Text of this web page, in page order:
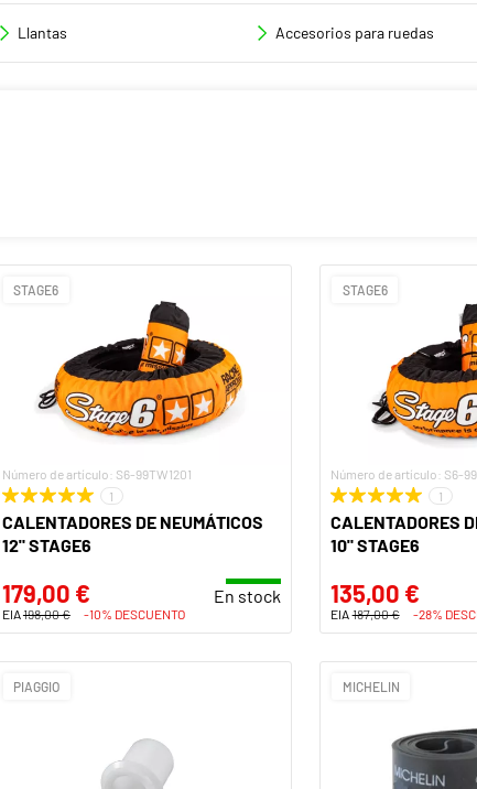
Llantas Accesorios para ruedas
STAGE6
Número de artículo: S6-99TW1201
1
CALENTADORES DE NEUMÁTICOS
12" STAGE6
179,00 € En stock
EIA198,00 € -10% DESCUENTO
STAGE6
Número de artículo: S6-
1
CALENTADORES
10" STAGE6
135,00 €
EIA187,00 € -28%
PIAGGIO MICHELIN